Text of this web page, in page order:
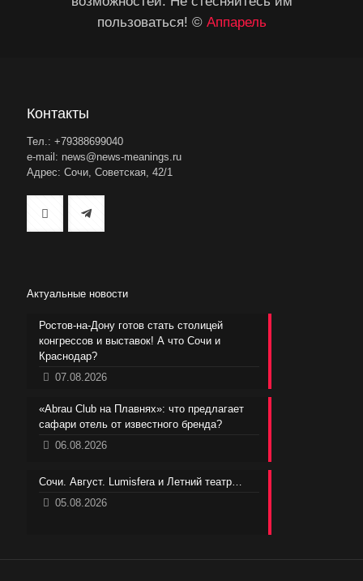
пользоваться! © Аппарель
Контакты
Тел.: +79388699040
e-mail: news@news-meanings.ru
Адрес: Сочи, Советская, 42/1
Актуальные новости
Ростов-на-Дону готов стать столицей
конгрессов и выставок! А что Сочи и
Краснодар?
07.08.2026
«Abrau Club на Плавнях»: что предлагает
сафари отель от известного бренда?
06.08.2026
Сочи. Август. Lumisfera и Летний театр…
05.08.2026